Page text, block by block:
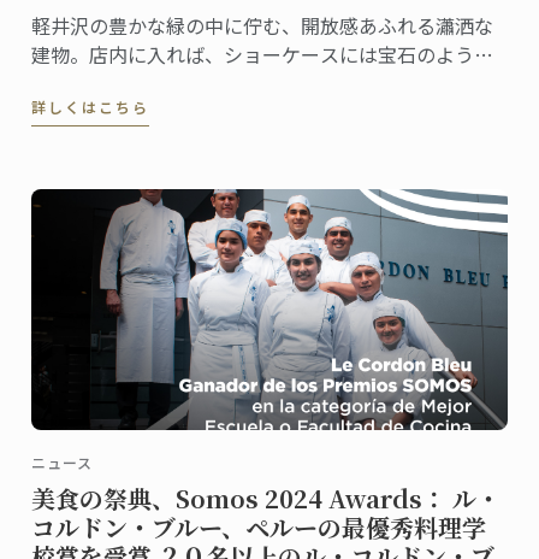
軽井沢の豊かな緑の中に佇む、開放感あふれる瀟洒な
建物。店内に入れば、ショーケースには宝石のように
誘います。
詳しくはこちら
ニュース
美食の祭典、Somos 2024 Awards： ル・
コルドン・ブルー、ペルーの最優秀料理学